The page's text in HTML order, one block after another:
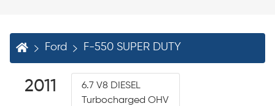
Ford F-550 SUPER DUTY
2011
6.7 V8 DIESEL
Turbocharged OHV